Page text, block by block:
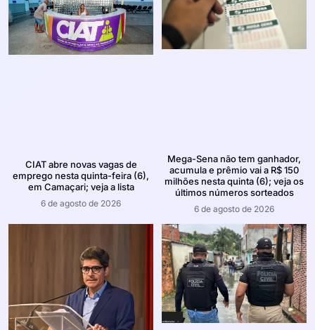
CIAT abre novas vagas de
emprego nesta quinta-feira (6),
em Camaçari; veja a lista
6 de agosto de 2026
Mega-Sena não tem ganhador,
acumula e prêmio vai a R$ 150
milhões nesta quinta (6); veja os
últimos números sorteados
6 de agosto de 2026